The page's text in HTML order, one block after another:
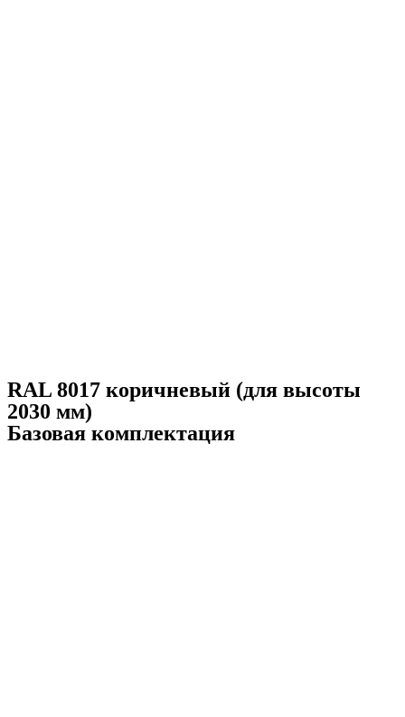
RAL 8017 коричневый (для высоты
2030 мм)
Базовая комплектация